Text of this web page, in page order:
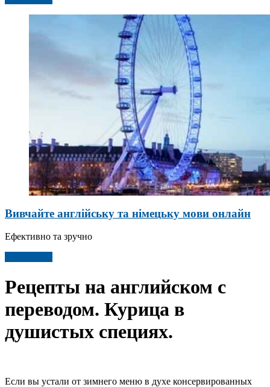
Вивчайте англійську та німецьку мови онлайн
Ефективно та зручно
Рецепты на английском с
переводом. Курица в
душистых специях.
Если вы устали от зимнего меню в духе консервированных